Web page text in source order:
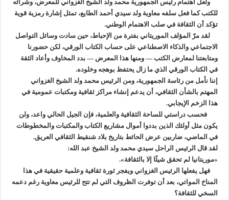
ولعلّ اهتمام رئيس الجمهورية محمد ولد الشيخ الغزواني للمعرض، وشرائه
للكتب كما فعل سلفه معاوية ولد سيدي أحمد الطايع، تمثل إشارة رمزية قوية
تؤكد أن الثقافة في صلب الاهتمام الوطني.
لقد مرّ المؤلف الموريتاني بفترة من الإحباط، حين سادت وسائل التواصل
الاجتماعي والذكاء الاصطناعي على حساب الكتاب الورقي، لكن حضورنا
ومتابعتنا لمعارض الكتب — ومنها هذا المعرض — بدد المخاوف وأعاد الثقة
في الكتاب الورقي الذي ما زال يحتفظ بوهجه وخلوده.
إننا نأمل من رئاسة الجمهورية، ومن الرئيس محمد ولد الشيخ الغزواني
المهتم بالشأن الثقافي، أن يدعم إنشاء مراكز ثقافية ومكتبات عمومية في
هذا الزخم الإيجابي.
فحسب دراستي للساحة الثقافية والعلمية، فإن الجيل الحالي واعد، ولن
يكون مثل أولئك الذين بددوا أموال مشاريع الكتاب والمكتبات والمخطوطات
في الماضي، ضاربين عرض الحائط بتاريخ بلاد شنقيط الثقافي العريق.
لقد قال الرئيس الراحل سيدي محمد ولد الشيخ عبد الله:
«موريتانيا لم تحقق شيئًا إلا بالثقافة».
فهل يفعلها الرئيس الغزواني ويفجر ثورة ثقافية وعلمية حقيقية في هذا
المناخ المواتي، بعد أن توفرت الظروف التي لم تتح للرئيس معاوية رغم دعمه
السخي للثقافة؟